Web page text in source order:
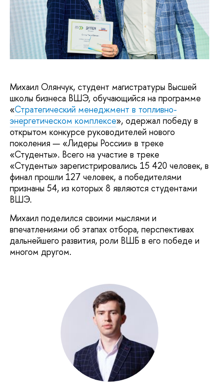
Михаил Олянчук, студент магистратуры Высшей
школы бизнеса ВШЭ, обучающийся на программе
«Стратегический менеджмент в топливно-
энергетическом комплексе», одержал победу в
открытом конкурсе руководителей нового
поколения — «Лидеры России» в треке
«Студенты». Всего на участие в треке
«Студенты» зарегистрировались 15 420 человек, в
финал прошли 127 человек, а победителями
признаны 54, из которых 8 являются студентами
ВШЭ.
Михаил поделился своими мыслями и
впечатлениями об этапах отбора, перспективах
дальнейшего развития, роли ВШБ в его победе и
многом другом.